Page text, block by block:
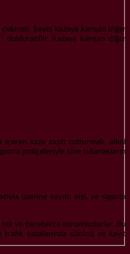
Şayet kazaya karışan diğer
doldurabilir. Kazaya karışan diğer
kaza zaptı tutturmalı, alkol
poliçeleriyle tüm tutanakların
üzerine kayıtlı kişi, ve sigorta
ve beraberce sorumludurlar. Bu
trafik kazalarında sürücü ve kayıt